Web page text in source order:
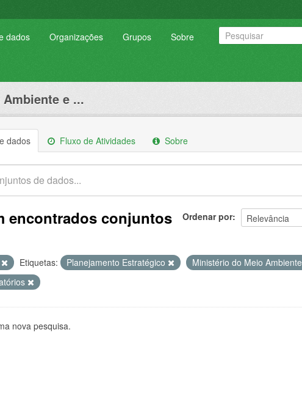
dados Organizações Grupos Sobre
e ...
dados Fluxo de Atividades Sobre
Ordenar por
encontrados conjuntos
Etiquetas: Planejamento Estratégico
Ministério do Meio Ambiente
nova pesquisa.